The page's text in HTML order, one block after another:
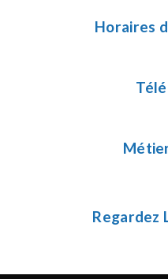
Horaires
Regardez